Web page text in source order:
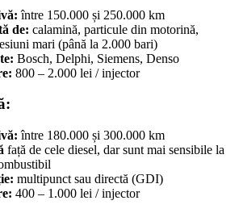
între 150.000 și 250.000 km
de: calamină, particule din motorină,
mari (până la 2.000 bari)
Bosch, Delphi, Siemens, Denso
800 – 2.000 lei / injector
între 180.000 și 300.000 km
față de cele diesel, dar sunt mai sensibile la
multipunct sau directă (GDI)
400 – 1.000 lei / injector